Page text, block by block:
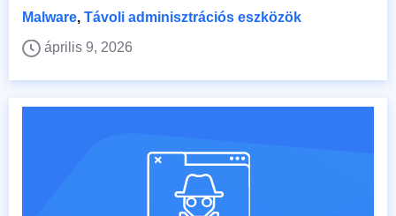
Malware, Távoli adminisztrációs eszközök
április 9, 2026